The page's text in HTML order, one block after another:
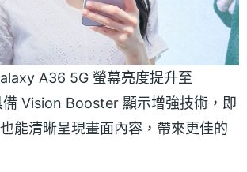
A36 5G 螢幕亮度提升至
Vision Booster 顯示增強技術，即
能清晰呈現畫面內容，帶來更佳的